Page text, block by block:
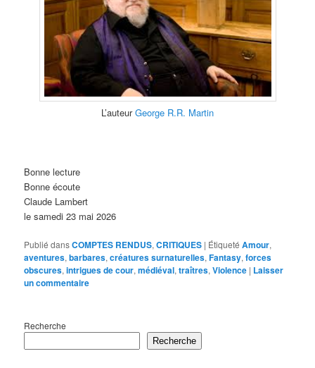
L’auteurGeorge R.R. Martin
Bonne lecture
Bonne écoute
Claude Lambert
le samedi 23 mai 2026
Publié dansCOMPTES RENDUS,CRITIQUES | Étiqueté Amour,
aventures,barbares,créatures surnaturelles,Fantasy,forces
obscures,intrigues de cour,médiéval,traîtres,Violence | Laisser
un commentaire
Recherche
Recherche